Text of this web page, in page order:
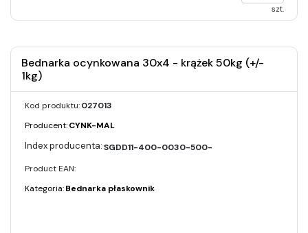
szt.
Bednarka ocynkowana 30x4 - krążek 50kg (+/-
1kg)
Kod produktu:027013
Producent:CYNK-MAL
SGDD11-400-0030-500-
Product EAN:
Kategoria:Bednarka płaskownik